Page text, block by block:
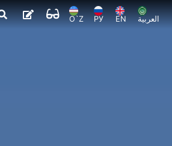
O`Z РУ EN العربية